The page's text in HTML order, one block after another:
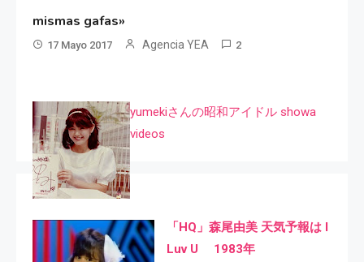
mismas gafas»
17 Mayo 2017 Agencia YEA 2
yumekiさんの昭和アイドル showa
videos
「HQ」森尾由美 天気予報は I
Luv U 1983年